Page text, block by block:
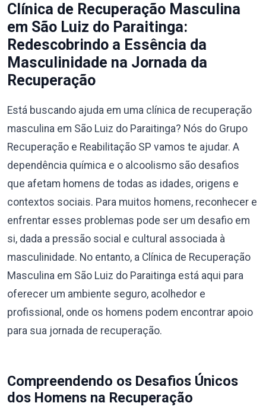
Clínica de Recuperação Masculina
em São Luiz do Paraitinga:
Redescobrindo a Essência da
Masculinidade na Jornada da
Recuperação
Está buscando ajuda em uma clínica de recuperação
masculina em São Luiz do Paraitinga? Nós do Grupo
Recuperação e Reabilitação SP vamos te ajudar. A
dependência química e o alcoolismo são desafios
que afetam homens de todas as idades, origens e
contextos sociais. Para muitos homens, reconhecer e
enfrentar esses problemas pode ser um desafio em
si, dada a pressão social e cultural associada à
masculinidade. No entanto, a Clínica de Recuperação
Masculina em São Luiz do Paraitinga está aqui para
oferecer um ambiente seguro, acolhedor e
profissional, onde os homens podem encontrar apoio
para sua jornada de recuperação.
Compreendendo os Desafios Únicos
dos Homens na Recuperação